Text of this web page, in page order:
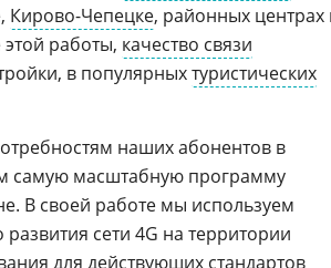
Кирово-Чепецке, районных центрах
этой работы, качество связи
в популярныхтуристических
наших абонентов в
самую масштабную программу
В своей работе мы используем
сети 4G на территории
для действующих стандартов